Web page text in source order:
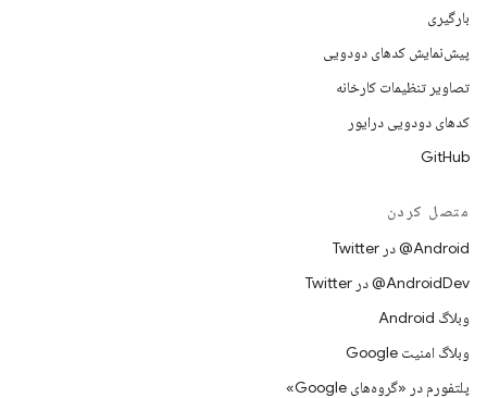
بارگیری
پیش‌نمایش کدهای دودویی
تصاویر تنظیمات کارخانه
کدهای دودویی درایور
GitHub
متصل کردن
Android@ در Twitter
AndroidDev@ در Twitter
وبلاگ Android
وبلاگ امنیت Google
پلتفورم در «گروه‌های Google»